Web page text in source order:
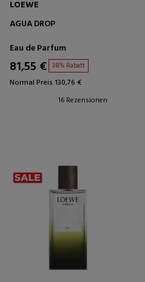
LOEWE
AGUA DROP
Eau de Parfum
81,55 € 38% Rabatt
Normal Preis 130,76 €
16 Rezensionen